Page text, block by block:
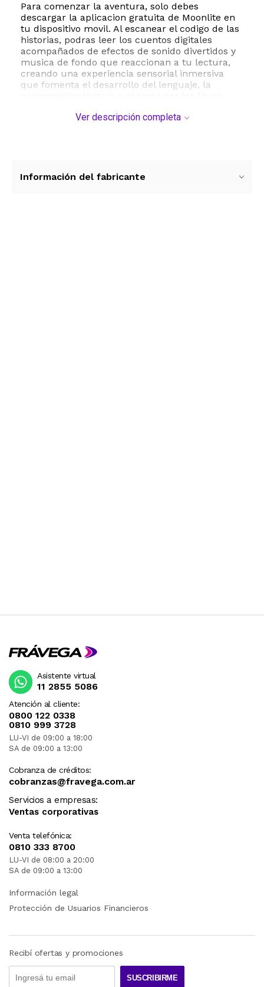
Para comenzar la aventura, solo debes
descargar la aplicacion gratuita de Moonlite en
tu dispositivo movil. Al escanear el codigo de las
historias, podras leer los cuentos digitales
acompañados de efectos de sonido divertidos y
musica de fondo que reaccionan a tu lectura,
creando una experiencia sensorial inmersiva
que fomenta el desarrollo del lenguaje, la
hogar. Es el regalo educativo perfecto para
Ver descripción completa
Información del fabricante
Atención al cliente:
0800 122 0338
0810 999 3728
LU-VI de 09:00 a 18:00
SA de 09:00 a 13:00
Cobranza de créditos:
cobranzas@fravega.com.ar
Servicios a empresas:
Ventas corporativas
Venta telefónica:
0810 333 8700
LU-VI de 08:00 a 20:00
SA de 09:00 a 13:00
Asistente virtual
11 2855 5086
Información legal
Protección de Usuarios Financieros
Recibí ofertas y promociones
SUSCRIBIRME